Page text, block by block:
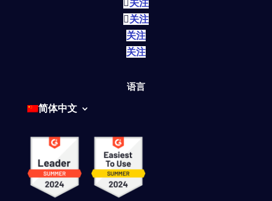
关注
关注
关注
关注
语言
简体中文